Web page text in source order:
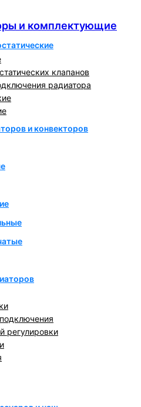
и комплектующие
клапанов
радиатора
и конвекторов
регулировки